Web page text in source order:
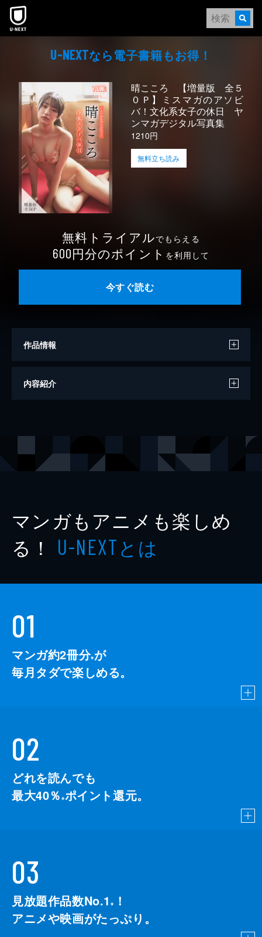
本文へスキップ
U-NEXTなら電⼦書籍もお得！
晴こころ 【増量版 全５
０Ｐ】ミスマガのアソビ
バ！文化系女子の休日 ヤ
ンマガデジタル写真集
1210円
無料立ち読み
無料トライアルでもらえる
600円分のポイント を利用して
今すぐ読む
作品情報
その他
内容紹介
マンガもアニメも楽しめ
る！ U-NEXTとは
01
マンガ約2冊分※が
毎月タダで楽しめる。
02
どれを読んでも
最大40％ ※ポイント還元。
03
見放題作品数No.1 ※
！
アニメや映画がたっぷり。